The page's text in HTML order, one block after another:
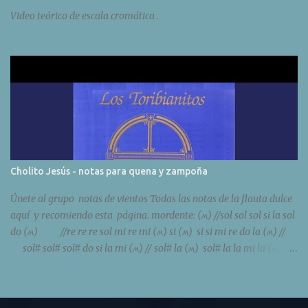
Video teórico de escala cromática .
Cholito Jesús - notas para quena y zampoña
Únete al grupo notas de vientos Todas las notas de la flauta dulce
aquí y recomiendo esta página. mordente: (ʍ) //sol sol sol si la sol
do (ʍ) //re re re sol mi re mi (ʍ) si (ʍ) si si mi re do la (ʍ) //
sol# sol# sol# do si la mi (ʍ) // sol# la (ʍ) sol# la la mi la (ʍ)
la (ʍ) sol si la sol mi re do (ʍ) // //sol# sol# sol# sol# la si do (ʍ) la